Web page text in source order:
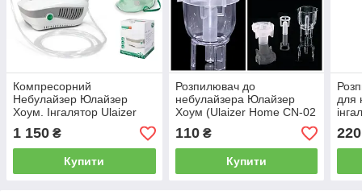
Компресорний
Небулайзер Юлайзер
Хоум. Інгалятор Ulaizer
Home CN-02MY
1 150 ₴
Купити
Розпилювач до
небулайзера Юлайзер
Хоум (Ulaizer Home CN-02
MY)
110₴
Купити
для
220